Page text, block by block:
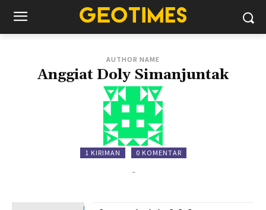
AUTHOR NAME
Anggiat Doly Simanjuntak
1 KIRIMAN 0 KOMENTAR
-